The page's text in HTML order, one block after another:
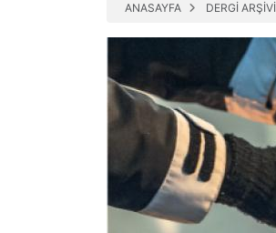
ANASAYFA DERGİ ARŞİVİ